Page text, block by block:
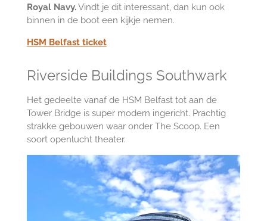
Royal Navy.Vindt je dit interessant, dan kun ook
binnen in de boot een kijkje nemen.
HSM Belfast ticket
Riverside Buildings Southwark
Het gedeelte vanaf de HSM Belfast tot aan de
Tower Bridge is super modern ingericht. Prachtig
strakke gebouwen waar onder The Scoop. Een
soort openlucht theater.